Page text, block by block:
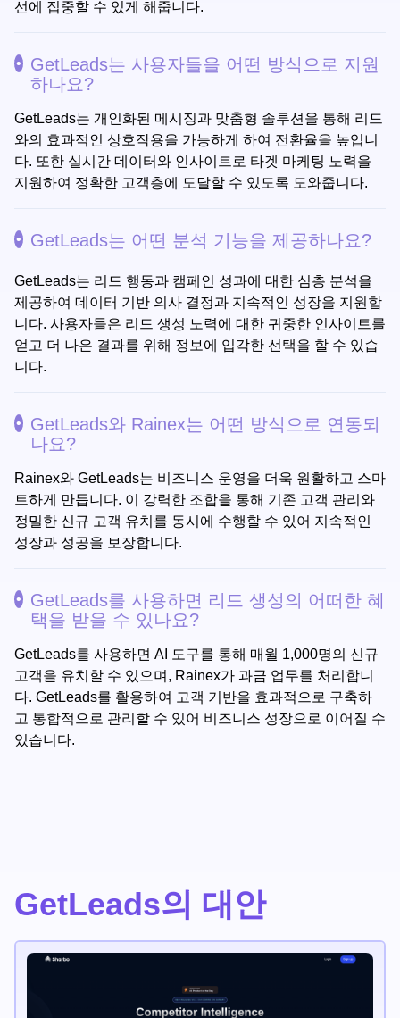
선에 집중할 수 있게 해줍니다.
GetLeads는 사용자들을 어떤 방식으로 지원
하나요?
GetLeads는 개인화된 메시징과 맞춤형 솔루션을 통해 리드
와의 효과적인 상호작용을 가능하게 하여 전환율을 높입니
다. 또한 실시간 데이터와 인사이트로 타겟 마케팅 노력을
지원하여 정확한 고객층에 도달할 수 있도록 도와줍니다.
GetLeads는 어떤 분석 기능을 제공하나요?
GetLeads는 리드 행동과 캠페인 성과에 대한 심층 분석을
제공하여 데이터 기반 의사 결정과 지속적인 성장을 지원합
니다. 사용자들은 리드 생성 노력에 대한 귀중한 인사이트를
얻고 더 나은 결과를 위해 정보에 입각한 선택을 할 수 있습
니다.
GetLeads와 Rainex는 어떤 방식으로 연동되
나요?
Rainex와 GetLeads는 비즈니스 운영을 더욱 원활하고 스마
트하게 만듭니다. 이 강력한 조합을 통해 기존 고객 관리와
정밀한 신규 고객 유치를 동시에 수행할 수 있어 지속적인
성장과 성공을 보장합니다.
GetLeads를 사용하면 리드 생성의 어떠한 혜
택을 받을 수 있나요?
GetLeads를 사용하면 AI 도구를 통해 매월 1,000명의 신규
고객을 유치할 수 있으며, Rainex가 과금 업무를 처리합니
다. GetLeads를 활용하여 고객 기반을 효과적으로 구축하
고 통합적으로 관리할 수 있어 비즈니스 성장으로 이어질 수
있습니다.
GetLeads의 대안